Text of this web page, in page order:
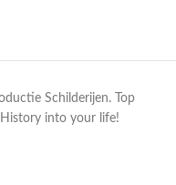
Schilderijen. Top
into your life!